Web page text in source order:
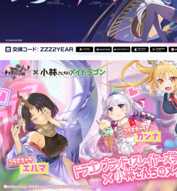
ピックアップ
電ファミのいま読まれている記事ランキング
アプリセール情報
インタビュー
連載・特集一覧